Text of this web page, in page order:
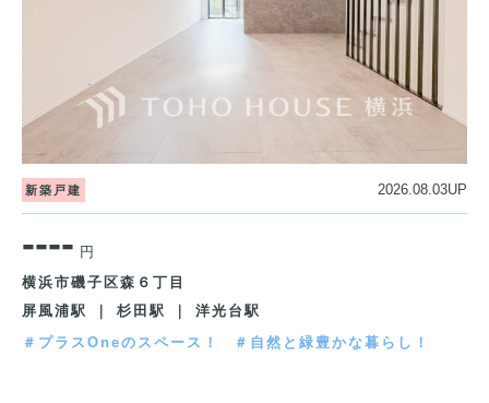
新築戸建 2026.08.03UP
---- 円
横浜市磯子区森６丁目
屏風浦駅 ｜ 杉田駅 ｜ 洋光台駅
＃プラスOneのスペース！
＃自然と緑豊かな暮らし！